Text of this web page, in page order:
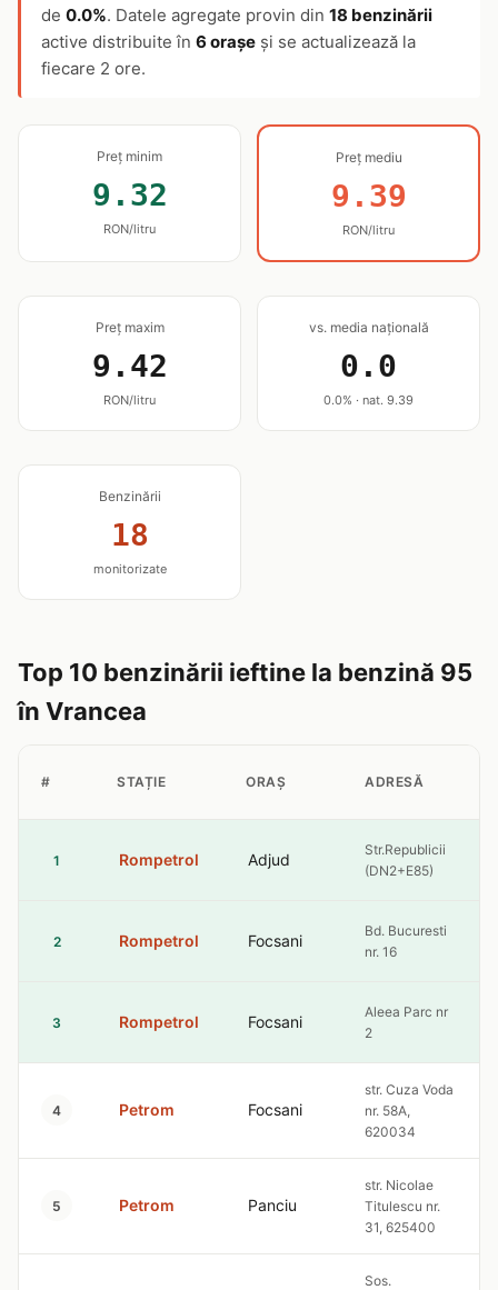
de 0.0%. Datele agregate provin din 18 benzinării
active distribuite în 6 orașe și se actualizează la
fiecare 2 ore.
Preț minim
9.32
RON/litru
Preț mediu
9.39
RON/litru
Preț maxim
9.42
RON/litru
vs. media națională
0.0
0.0% · nat. 9.39
Benzinării
18
monitorizate
Top 10 benzinării ieftine la benzină 95
în Vrancea
# STAȚIE ORAȘ ADRESĂ
1 Rompetrol Adjud
Str.Republicii
(DN2+E85)
2 Rompetrol Focsani
Bd. Bucuresti
nr. 16
3 Rompetrol Focsani
Aleea Parc nr
2
4 Petrom Focsani
str. Cuza Voda
nr. 58A,
620034
5 Petrom Panciu
str. Nicolae
Titulescu nr.
31, 625400
Sos.